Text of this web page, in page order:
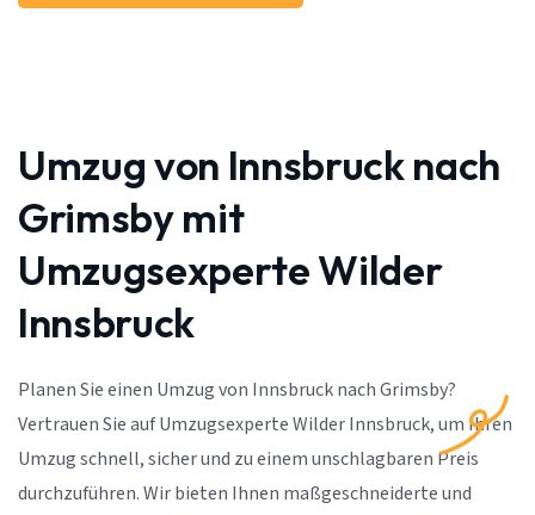
Umzug von Innsbruck nach
Grimsby mit
Umzugsexperte Wilder
Innsbruck
Planen Sie einen Umzug von Innsbruck nach Grimsby?
Vertrauen Sie auf Umzugsexperte Wilder Innsbruck, um Ihren
Umzug schnell, sicher und zu einem unschlagbaren Preis
durchzuführen. Wir bieten Ihnen maßgeschneiderte und